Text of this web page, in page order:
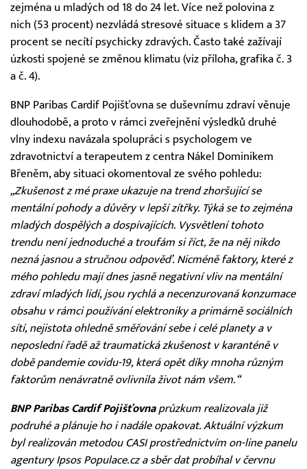
zejména u mladých od 18 do 24 let. Více než polovina z
nich (53 procent) nezvládá stresové situace s klidem a 37
procent se necítí psychicky zdravých. Často také zažívají
úzkosti spojené se změnou klimatu (viz příloha, grafika č. 3
a č. 4).
BNP Paribas Cardif Pojišťovna se duševnímu zdraví věnuje
dlouhodobě, a proto v rámci zveřejnění výsledků druhé
vlny indexu navázala spolupráci s psychologem ve
zdravotnictví a terapeutem z centra Nákel Dominikem
Břeněm, aby situaci okomentoval ze svého pohledu:
„Zkušenost z mé praxe ukazuje na trend zhoršující se
mentální pohody a důvěry v lepší zítřky. Týká se to zejména
mladých dospělých a dospívajících. Vysvětlení tohoto
trendu není jednoduché a troufám si říct, že na něj nikdo
nezná jasnou a stručnou odpověď. Nicméně faktory, které z
mého pohledu mají dnes jasně negativní vliv na mentální
zdraví mladých lidí, jsou rychlá a necenzurovaná konzumace
obsahu v rámci používání elektroniky a primárně sociálních
sítí, nejistota ohledně směřování sebe i celé planety a v
neposlední řadě až traumatická zkušenost v karanténě v
době pandemie covidu-19, která opět díky mnoha různým
faktorům nenávratně ovlivnila život nám všem.“
BNP Paribas Cardif Pojišťovnaprůzkum realizovala již
podruhé a plánuje ho i nadále opakovat. Aktuální výzkum
byl realizován metodou CASI prostřednictvím on-line panelu
agentury Ipsos Populace.cz a sběr dat probíhal v červnu